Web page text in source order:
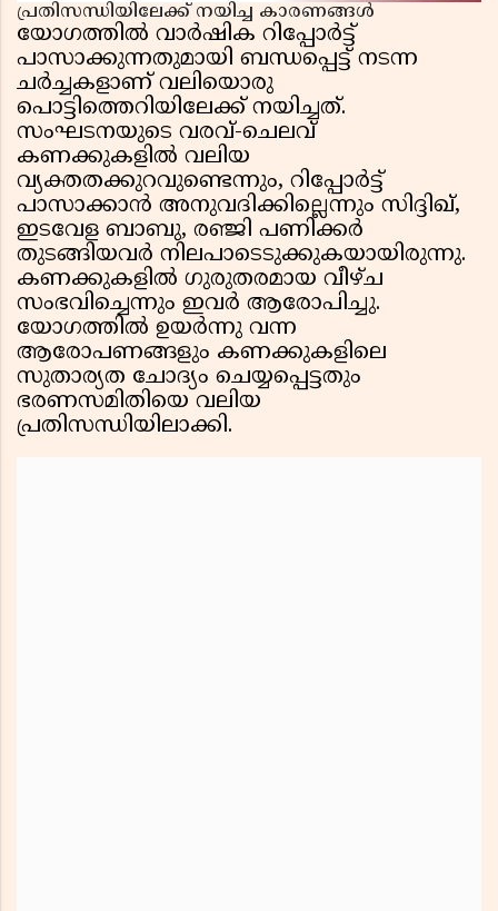
പ്രതിസന്ധിയിലേക്ക് നയിച്ച കാരണങ്ങൾ
യോഗത്തിൽ വാർഷിക റിപ്പോർട്ട്
പാസാക്കുന്നതുമായി ബന്ധപ്പെട്ട് നടന്ന
ചർച്ചകളാണ് വലിയൊരു
പൊട്ടിത്തെറിയിലേക്ക് നയിച്ചത്.
സംഘടനയുടെ വരവ്-ചെലവ്
കണക്കുകളിൽ വലിയ
വ്യക്തതക്കുറവുണ്ടെന്നും, റിപ്പോർട്ട്
പാസാക്കാൻ അനുവദിക്കില്ലെന്നും സിദ്ദിഖ്,
ഇടവേള ബാബു, രഞ്ജി പണിക്കർ
തുടങ്ങിയവർ നിലപാടെടുക്കുകയായിരുന്നു.
കണക്കുകളിൽ ഗുരുതരമായ വീഴ്ച
സംഭവിച്ചെന്നും ഇവർ ആരോപിച്ചു.
യോഗത്തിൽ ഉയർന്നു വന്ന
ആരോപണങ്ങളും കണക്കുകളിലെ
സുതാര്യത ചോദ്യം ചെയ്യപ്പെട്ടതും
ഭരണസമിതിയെ വലിയ
പ്രതിസന്ധിയിലാക്കി.